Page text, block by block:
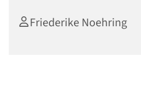
Friederike Noehring